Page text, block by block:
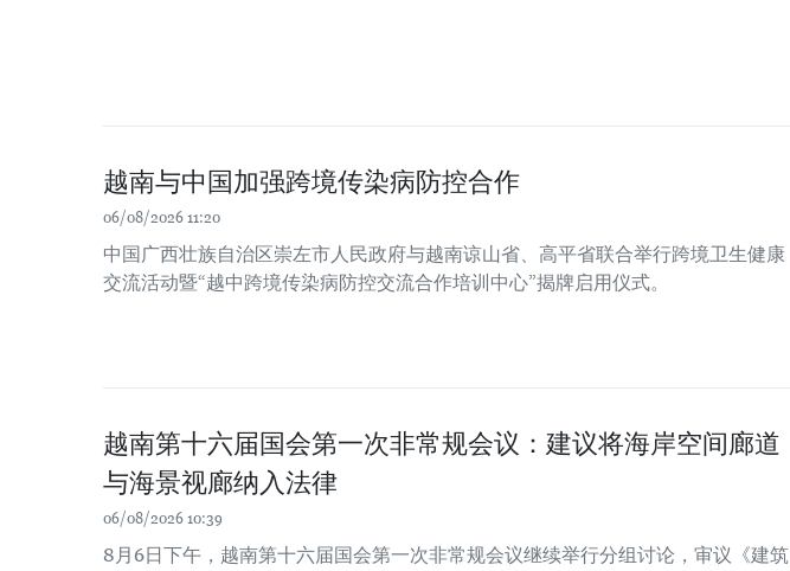
越南与中国加强跨境传染病防控合作
06/08/2026 11:20
中国广西壮族自治区崇左市人民政府与越南谅山省、高平省联合举行跨境卫生健康
交流活动暨“越中跨境传染病防控交流合作培训中心”揭牌启用仪式。
越南第十六届国会第一次非常规会议：建议将海岸空间廊道
与海景视廊纳入法律
06/08/2026 10:39
8月6日下午，越南第十六届国会第一次非常规会议继续举行分组讨论，审议《建筑